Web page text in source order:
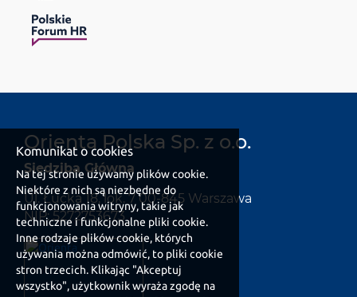
Orienta Polska Sp. z o.o.
Siedziba Główna
Ul. Łucka 18, lok. 7 00-845 Warszawa
NIP: 5272753673
Komunikat o cookies
Na tej stronie używamy plików cookie.
Niektóre z nich są niezbędne do
funkcjonowania witryny, takie jak
techniczne i funkcjonalne pliki cookie.
Inne rodzaje plików cookie, których
używania można odmówić, to pliki cookie
stron trzecich. Klikając "Akceptuj
wszystko", użytkownik wyraża zgodę na